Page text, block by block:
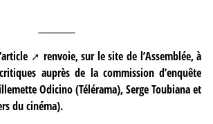
renvoie, sur le site de l’Assemblée, à
auprès de la commission d’enquête
Odicino (Télérama), Serge Toubiana et
du cinéma).